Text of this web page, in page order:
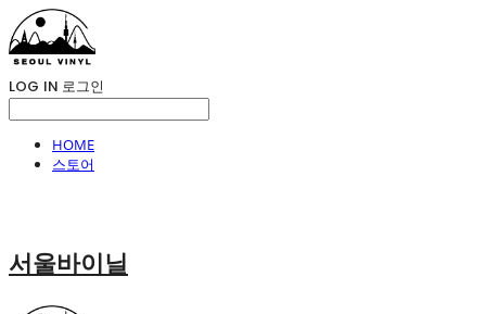
LOG IN 로그인
HOME
스토어
서울바이닐